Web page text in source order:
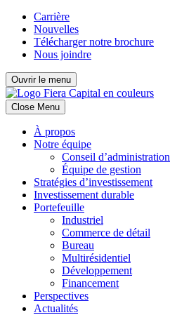
Carrière
Nouvelles
Télécharger notre brochure
Nous joindre
Ouvrir le menu
Close Menu
À propos
Notre équipe
Conseil d’administration
Équipe de gestion
Stratégies d’investissement
Investissement durable
Portefeuille
Industriel
Commerce de détail
Bureau
Multirésidentiel
Développement
Financement
Perspectives
Actualités